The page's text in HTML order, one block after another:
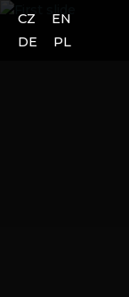
CZ
EN
DE
PL